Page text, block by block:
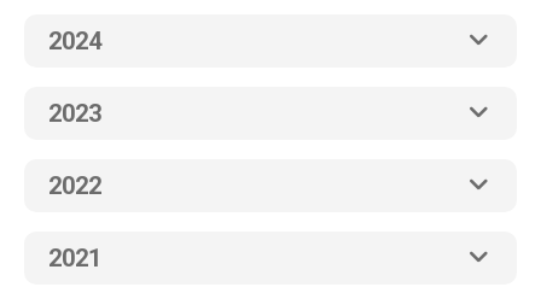
2024
2023
2022
2021